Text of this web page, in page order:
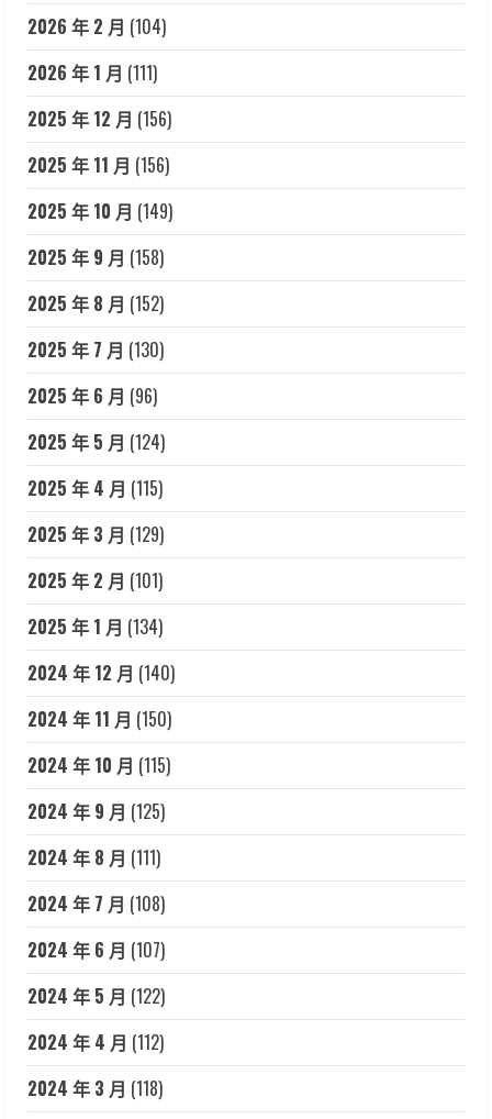
2026 年 2 月 (104)
2026 年 1 月 (111)
2025 年 12 月 (156)
2025 年 11 月 (156)
2025 年 10 月 (149)
2025 年 9 月 (158)
2025 年 8 月 (152)
2025 年 7 月 (130)
2025 年 6 月 (96)
2025 年 5 月 (124)
2025 年 4 月 (115)
2025 年 3 月 (129)
2025 年 2 月 (101)
2025 年 1 月 (134)
2024 年 12 月 (140)
2024 年 11 月 (150)
2024 年 10 月 (115)
2024 年 9 月 (125)
2024 年 8 月 (111)
2024 年 7 月 (108)
2024 年 6 月 (107)
2024 年 5 月 (122)
2024 年 4 月 (112)
2024 年 3 月 (118)